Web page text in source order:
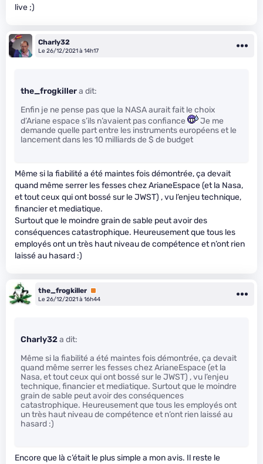
live ;)
Charly32
Le 26/12/2021 à 14h17
the_frogkillera dit:
Enfin je ne pense pas que la NASA aurait fait le choix
d’Ariane espace s’ils n’avaient pas confiance
Je me
demande quelle part entre les instruments européens et le
lancement dans les 10 milliards de $ de budget
Même si la fiabilité a été maintes fois démontrée, ça devait
quand même serrer les fesses chez ArianeEspace (et la Nasa,
et tout ceux qui ont bossé sur le JWST) , vu l’enjeu technique,
financier et mediatique.
Surtout que le moindre grain de sable peut avoir des
conséquences catastrophique. Heureusement que tous les
employés ont un très haut niveau de compétence et n’ont rien
laissé au hasard :)
the_frogkiller Premium
Le 26/12/2021 à 16h44
Charly32a dit:
Même si la fiabilité a été maintes fois démontrée, ça devait
quand même serrer les fesses chez ArianeEspace (et la
Nasa, et tout ceux qui ont bossé sur le JWST) , vu l’enjeu
technique, financier et mediatique. Surtout que le moindre
grain de sable peut avoir des conséquences
catastrophique. Heureusement que tous les employés ont
un très haut niveau de compétence et n’ont rien laissé au
hasard :)
Encore que là c’était le plus simple a mon avis. Il reste le